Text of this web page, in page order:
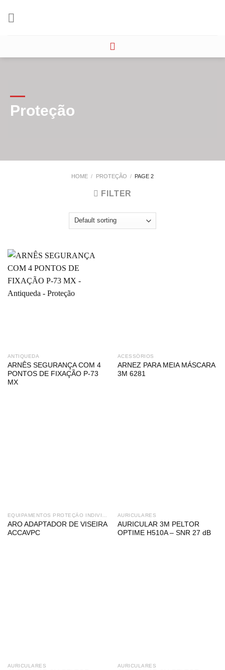
Proteção
HOME / PROTEÇÃO / PAGE 2
FILTER
ANTIQUEDA
ARNÊS SEGURANÇA COM 4
PONTOS DE FIXAÇÃO P-73
MX
ACESSÓRIOS
ARNEZ PARA MEIA MÁSCARA
3M 6281
ARO ADAPTADOR DE VISEIRA
ACCAVPC
AURICULARES
AURICULAR 3M PELTOR
OPTIME H510A – SNR 27 dB
AURICULARES AURICULARES